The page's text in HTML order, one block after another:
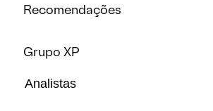
Recomendações
Grupo XP
Analistas